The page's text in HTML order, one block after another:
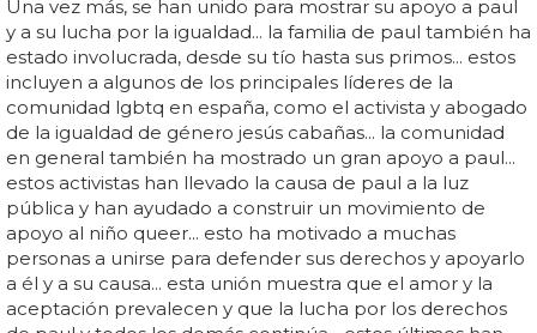
Una vez más, se han unido para mostrar su apoyo a paul
y a su lucha por la igualdad... la familia de paul también ha
estado involucrada, desde su tío hasta sus primos... estos
incluyen a algunos de los principales líderes de la
comunidad lgbtq en españa, como el activista y abogado
de la igualdad de género jesús cabañas... la comunidad
en general también ha mostrado un gran apoyo a paul...
estos activistas han llevado la causa de paul a la luz
pública y han ayudado a construir un movimiento de
apoyo al niño queer... esto ha motivado a muchas
personas a unirse para defender sus derechos y apoyarlo
a él y a su causa... esta unión muestra que el amor y la
aceptación prevalecen y que la lucha por los derechos